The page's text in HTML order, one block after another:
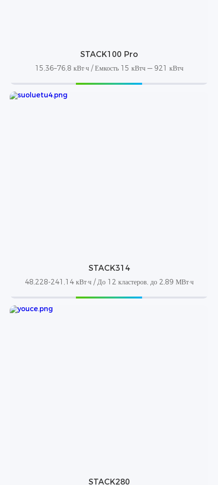
STACK100 Pro
15,36–76,8 кВт·ч / Емкость 15 кВтч — 921 кВтч
STACK314
48,228-241,14 кВт·ч / До 12 кластеров, до 2,89 МВт·ч
STACK280